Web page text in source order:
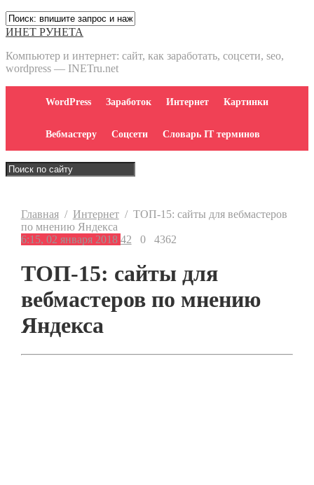
ИНЕТ РУНЕТА
Компьютер и интернет: сайт, как заработать, соцсети, seo,
wordpress — INETru.net
WordPress Заработок Интернет Картинки
Вебмастеру Соцсети Словарь IT терминов
Главная/ Интернет/ ТОП-15: сайты для вебмастеров
по мнению Яндекса
6:15, 02 января 2018 42 0 4362
ТОП-15: сайты для
вебмастеров по мнению
Яндекса